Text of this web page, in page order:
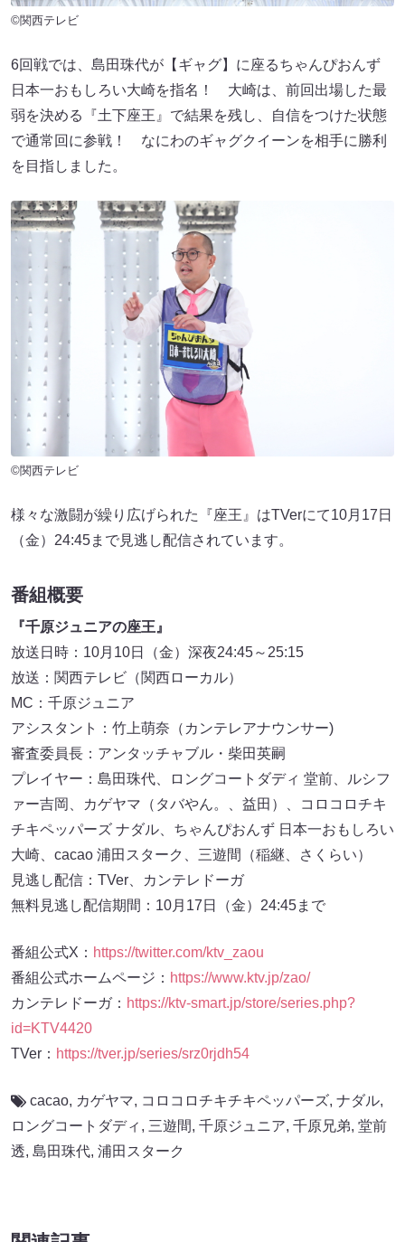
©関西テレビ
6回戦では、島田珠代が【ギャグ】に座るちゃんぴおんず
日本一おもしろい大崎を指名！ 大崎は、前回出場した最
弱を決める『土下座王』で結果を残し、自信をつけた状態
で通常回に参戦！ なにわのギャグクイーンを相手に勝利
を目指しました。
©関西テレビ
様々な激闘が繰り広げられた『座王』はTVerにて10月17日
（金）24:45まで見逃し配信されています。
番組概要
『千原ジュニアの座王』
放送日時：10月10日（金）深夜24:45～25:15
放送：関西テレビ（関西ローカル）
MC：千原ジュニア
アシスタント：竹上萌奈（カンテレアナウンサー)
審査委員長：アンタッチャブル・柴田英嗣
プレイヤー：島田珠代、ロングコートダディ 堂前、ルシフ
ァー吉岡、カゲヤマ（タバやん。、益田）、コロコロチキ
チキペッパーズ ナダル、ちゃんぴおんず 日本一おもしろい
大崎、cacao 浦田スターク、三遊間（稲継、さくらい）
見逃し配信：TVer、カンテレドーガ
無料見逃し配信期間：10月17日（金）24:45まで
番組公式X： https://twitter.com/ktv_zaou
番組公式ホームページ： https://www.ktv.jp/zao/
カンテレドーガ： https://ktv-smart.jp/store/series.php?
id=KTV4420
TVer： https://tver.jp/series/srz0rjdh54
cacao, カゲヤマ, コロコロチキチキペッパーズ, ナダル,
ロングコートダディ , 三遊間, 千原ジュニア, 千原兄弟, 堂前
透, 島田珠代, 浦田スターク